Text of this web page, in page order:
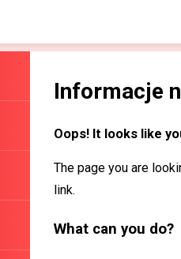
Informacje
Oops! It looks like
The page you are
link.
What can you do?